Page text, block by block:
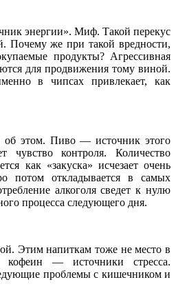
энергии». Миф. Такой перекус
Почему же при такой вредности,
продукты? Агрессивная
для продвижения тому виной.
в чипсах привлекает, как
этом. Пиво — источник этого
чувство контроля. Количество
как «закуска» исчезает очень
потом откладывается в самых
алкоголя сведет к нулю
процесса следующего дня.
Этим напиткам тоже не место в
— источники стресса.
проблемы с кишечником и